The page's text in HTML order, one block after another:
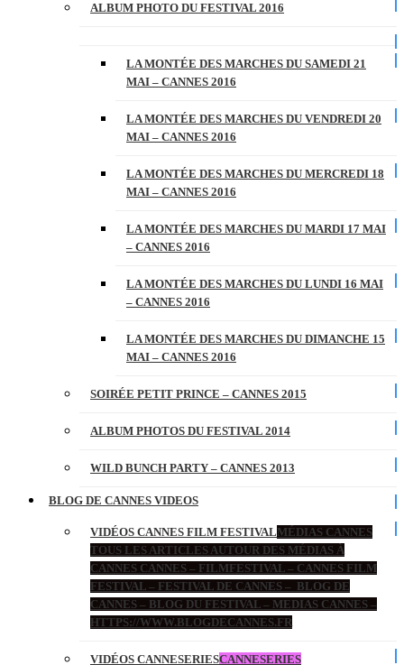
ALBUM PHOTO DU FESTIVAL 2016
LA MONTÉE DES MARCHES DU SAMEDI 21
MAI – CANNES 2016
LA MONTÉE DES MARCHES DU VENDREDI 20
MAI – CANNES 2016
LA MONTÉE DES MARCHES DU MERCREDI 18
MAI – CANNES 2016
LA MONTÉE DES MARCHES DU MARDI 17 MAI
– CANNES 2016
LA MONTÉE DES MARCHES DU LUNDI 16 MAI
– CANNES 2016
LA MONTÉE DES MARCHES DU DIMANCHE 15
MAI – CANNES 2016
SOIRÉE PETIT PRINCE – CANNES 2015
ALBUM PHOTOS DU FESTIVAL 2014
WILD BUNCH PARTY – CANNES 2013
BLOG DE CANNES VIDEOS
VIDÉOS CANNES FILM FESTIVALMÉDIAS CANNES
TOUS LES ARTICLES AUTOUR DES MÉDIAS À
CANNES CANNES – FILMFESTIVAL – CANNES FILM
FESTIVAL – FESTIVAL DE CANNES – BLOG DE
CANNES – BLOG DU FESTIVAL – MEDIAS CANNES –
HTTPS://WWW.BLOGDECANNES.FR
VIDÉOS CANNESERIESCANNESERIES